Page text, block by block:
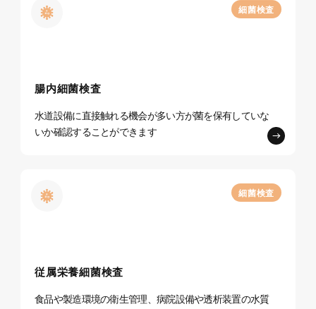
細菌検査
腸内細菌検査
水道設備に直接触れる機会が多い方が菌を保有していな
いか確認することができます
細菌検査
従属栄養細菌検査
食品や製造環境の衛生管理、病院設備や透析装置の水質